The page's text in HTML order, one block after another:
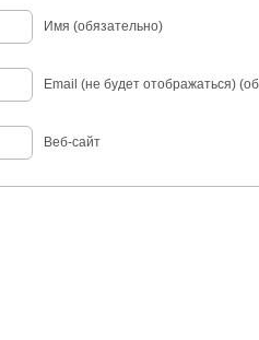
Имя (обязательно)
Email (не будет отображаться)
Веб-сайт